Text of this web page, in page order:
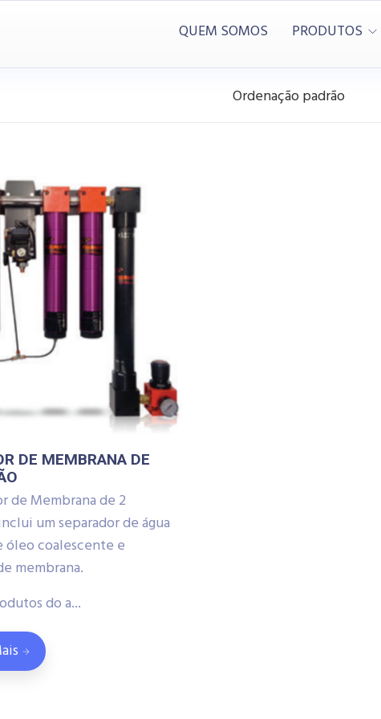
QUEM SOMOS PRODUTOS
DE MEMBRANA DE
de Membrana de 2
um separador de água
óleo coalescente e
membrana.
do a...